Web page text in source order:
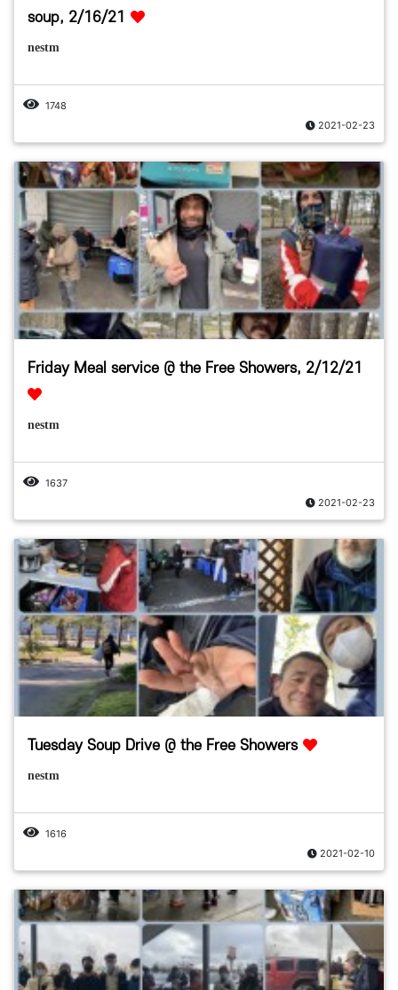
soup, 2/16/21
nestm
1748
2021-02-23
Friday Meal service @ the Free Showers, 2/12/21
nestm
1637
2021-02-23
Tuesday Soup Drive @ the Free Showers
nestm
1616
2021-02-10